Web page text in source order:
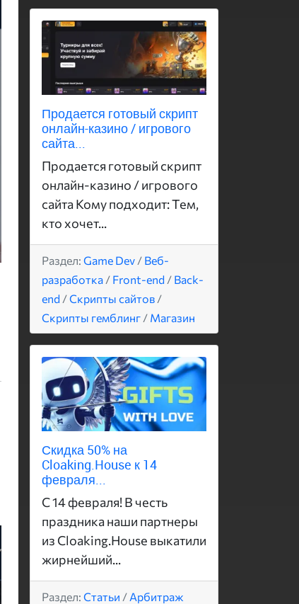
Продается готовый скрипт
онлайн-казино / игрового
сайта...
Продается готовый скрипт
онлайн-казино / игрового
сайта Кому подходит: Тем,
кто хочет...
Раздел: Game Dev / Веб-
разработка / Front-end / Back-
end /Скрипты сайтов /
Скрипты гемблинг / Магазин
Скидка 50% на
Cloaking.House к 14
февраля...
С 14 февраля! В честь
праздника наши партнеры
из Cloaking.House выкатили
жирнейший...
Раздел: Статьи / Арбитраж